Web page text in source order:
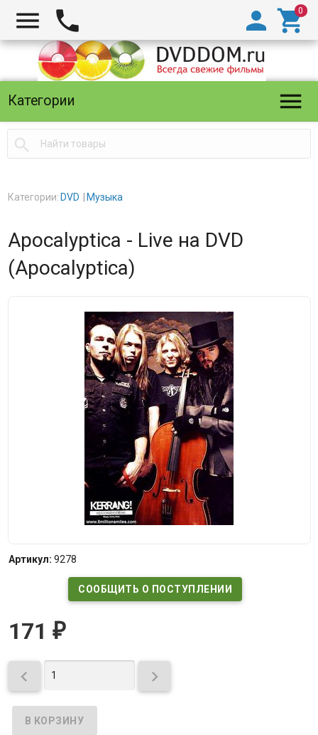
  

Категории 

Категории: DVD Музыка
Apocalyptica - Live на DVD
(Apocalyptica)
Артикул: 9278
СООБЩИТЬ О ПОСТУПЛЕНИИ
171 ₽
 